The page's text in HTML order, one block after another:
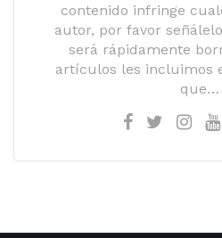
contenido infringe
autor, por favor
será rápidamente
artículos les incluimos
que…